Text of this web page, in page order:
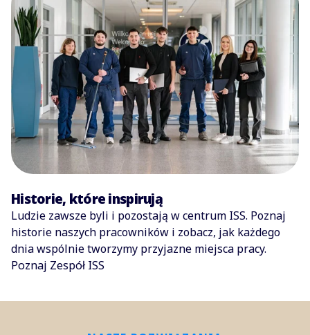
Historie, które inspirują
Ludzie zawsze byli i pozostają w centrum ISS. Poznaj
historie naszych pracowników i zobacz, jak każdego
dnia wspólnie tworzymy przyjazne miejsca pracy.
Poznaj Zespół ISS